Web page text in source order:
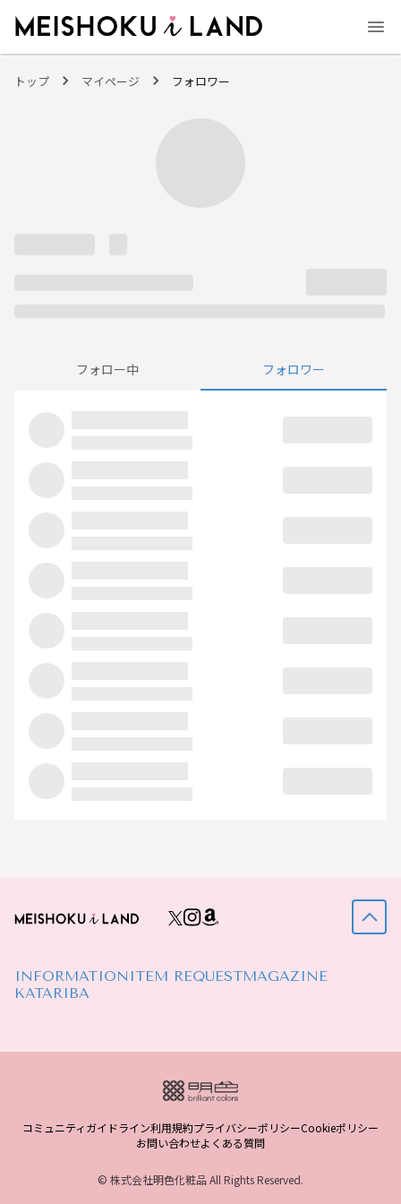
トップ マイページ フォロワー
フォロー中 フォロワー
INFORMATION ITEM REQUESTMAGAZINE
KATARIBA
コミュニティガイドライン利用規約プライバシーポリシーCookieポリシー
お問い合わせよくある質問
© 株式会社明色化粧品 All Rights Reserved.